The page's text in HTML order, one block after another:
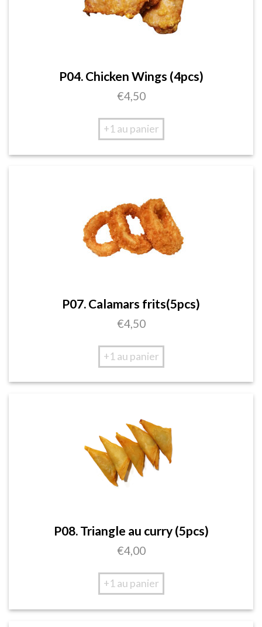
P04. Chicken Wings (4pcs)
€4,50
+1 au panier
P07. Calamars frits(5pcs)
€4,50
+1 au panier
P08. Triangle au curry (5pcs)
€4,00
+1 au panier